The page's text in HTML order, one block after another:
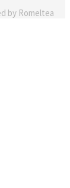
by Romeltea